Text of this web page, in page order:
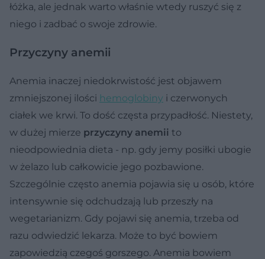
łóżka, ale jednak warto właśnie wtedy ruszyć się z
niego i zadbać o swoje zdrowie.
Przyczyny anemii
Anemia inaczej niedokrwistość jest objawem
zmniejszonej ilości hemoglobiny i czerwonych
ciałek we krwi. To dość częsta przypadłość. Niestety,
w dużej mierze przyczyny anemii to
nieodpowiednia dieta - np. gdy jemy posiłki ubogie
w żelazo lub całkowicie jego pozbawione.
Szczególnie często anemia pojawia się u osób, które
intensywnie się odchudzają lub przeszły na
wegetarianizm. Gdy pojawi się anemia, trzeba od
razu odwiedzić lekarza. Może to być bowiem
zapowiedzią czegoś gorszego. Anemia bowiem